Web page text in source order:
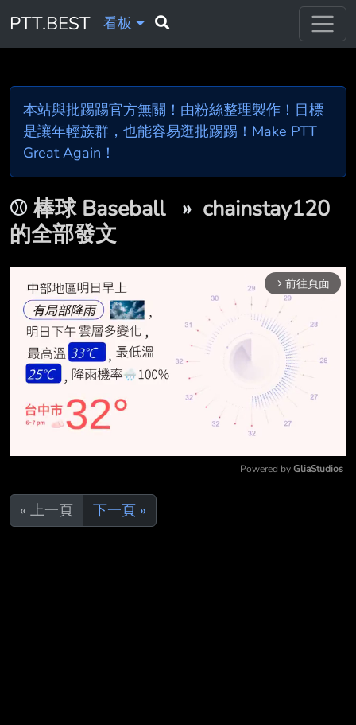
PTT.BEST 看板
本站與批踢踢官方無關！由粉絲整理製作！目標
是讓年輕族群，也能容易逛批踢踢！Make PTT
Great Again！
⚾ 棒球 Baseball » chainstay120
的全部發文
arrow_forward_ios 前往頁面
Powered by GliaStudios
« 上一頁 下一頁 »